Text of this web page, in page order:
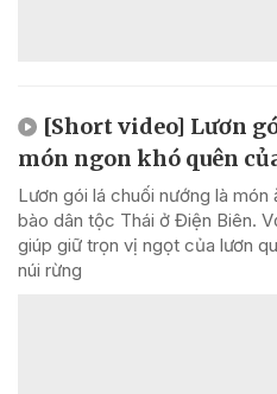
[Short video] Lươn
món ngon khó quên
Lươn gói lá chuối nướng là
bào dân tộc Thái ở Điện Biên.
giúp giữ trọn vị ngọt của lươn
núi rừng